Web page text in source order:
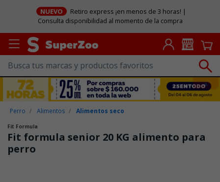
NUEVO
Retiro express ¡en menos de 3 horas! |
Consulta disponibilidad al momento de la compra
Perro Alimentos Alimentos seco
Fit Formula
Fit formula senior 20 KG alimento para
perro